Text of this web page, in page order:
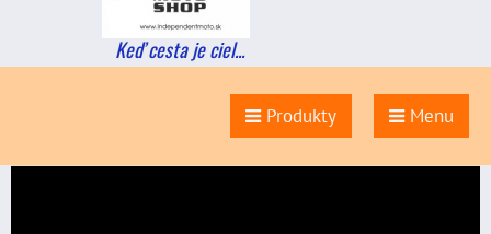
Keď cesta je ciel...
Produkty Menu